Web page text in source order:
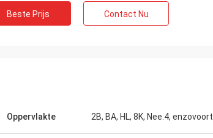
Beste Prijs Contact Nu
Oppervlakte 2B, BA, HL, 8K, Nee.4, enzovoort.